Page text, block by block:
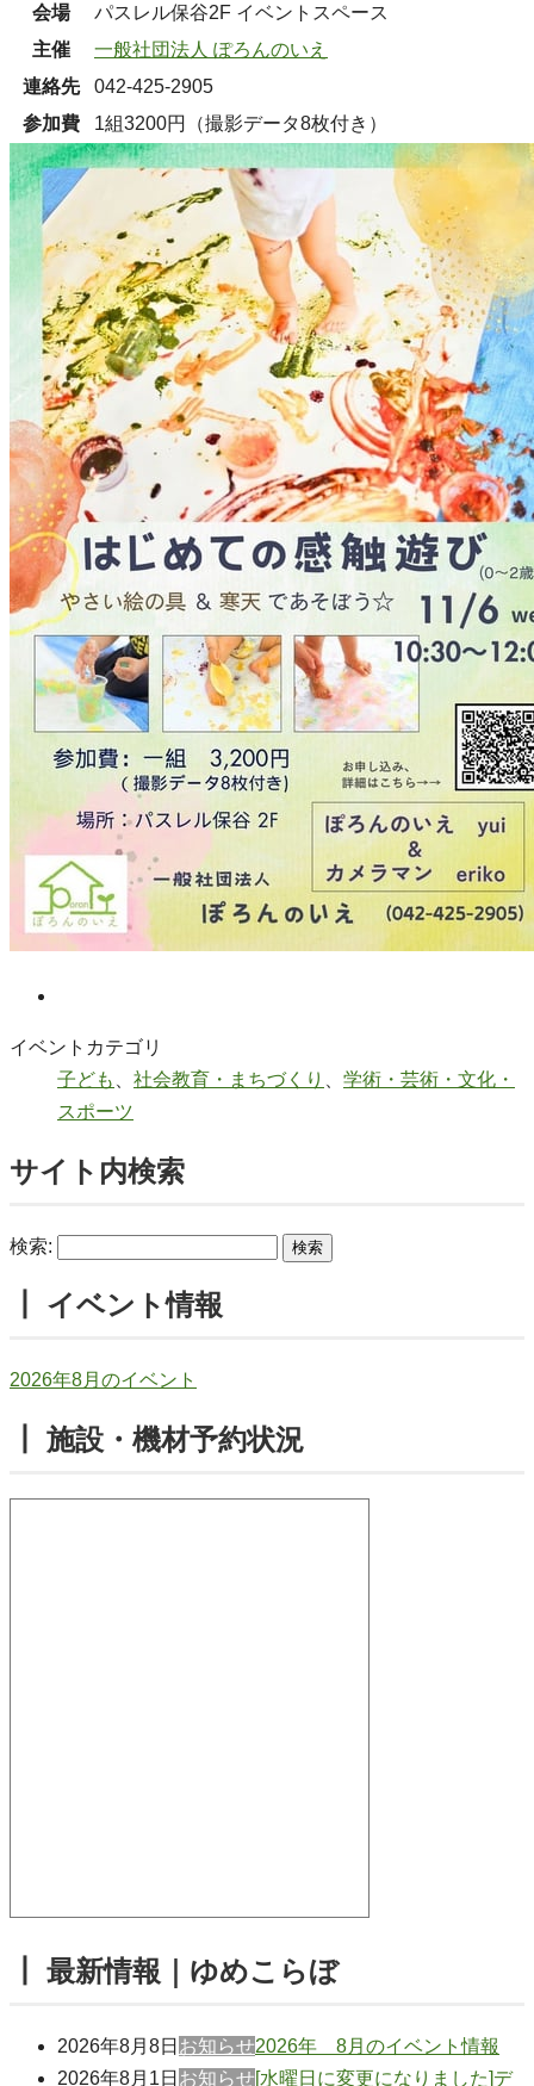
会場
パスレル保谷2F イベントスペース
主催
一般社団法人 ぽろんのいえ
連絡先
042-425-2905
参加費
1組3200円（撮影データ8枚付き）
イベントカテゴリ
子ども
社会教育・まちづくり
学術・芸術・文化・
スポーツ
サイト内検索
検索:
┃ イベント情報
2026年8月のイベント
┃ 施設・機材予約状況
┃ 最新情報｜ゆめこらぼ
2026年8月8日 お知らせ2026年 8月のイベント情報
2026年8月1日 お知らせ[水曜日に変更になりました]デ